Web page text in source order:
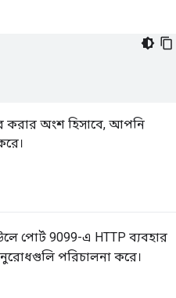
করার অংশ হিসাবে, আপনি
পোর্ট 9099-এ HTTP ব্যবহার
পরিচালনা করে।